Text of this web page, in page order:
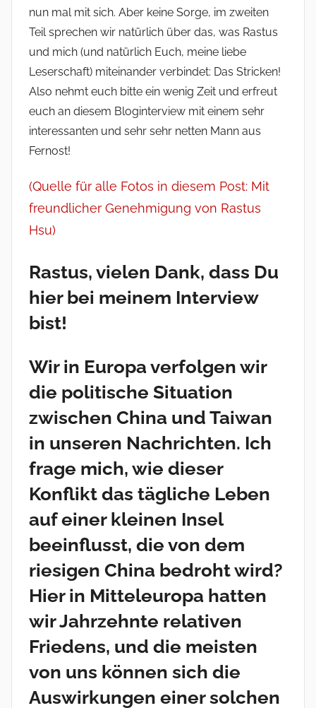
nun mal mit sich. Aber keine Sorge, im zweiten
Teil sprechen wir natürlich über das, was Rastus
und mich (und natürlich Euch, meine liebe
Leserschaft) miteinander verbindet: Das Stricken!
Also nehmt euch bitte ein wenig Zeit und erfreut
euch an diesem Bloginterview mit einem sehr
interessanten und sehr sehr netten Mann aus
Fernost!
(Quelle für alle Fotos in diesem Post: Mit
freundlicher Genehmigung von Rastus
Hsu)
Rastus, vielen Dank, dass Du
hier bei meinem Interview
bist!
Wir in Europa verfolgen wir
die politische Situation
zwischen China und Taiwan
in unseren Nachrichten. Ich
frage mich, wie dieser
Konflikt das tägliche Leben
auf einer kleinen Insel
beeinflusst, die von dem
riesigen China bedroht wird?
Hier in Mitteleuropa hatten
wir Jahrzehnte relativen
Friedens, und die meisten
von uns können sich die
Auswirkungen einer solchen